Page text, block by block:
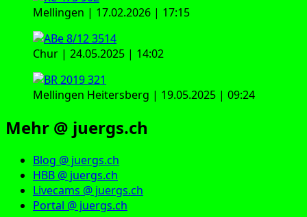
Mellingen | 17.02.2026 | 17:15
Chur | 24.05.2025 | 14:02
Mellingen Heitersberg | 19.05.2025 | 09:24
Mehr @ juergs.ch
Blog @ juergs.ch
HBB @ juergs.ch
Livecams @ juergs.ch
Portal @ juergs.ch